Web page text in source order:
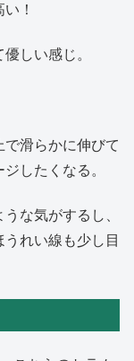
！
しい感じ。
滑らかに伸びて
したくなる。
な気がするし、
れい線も少し目